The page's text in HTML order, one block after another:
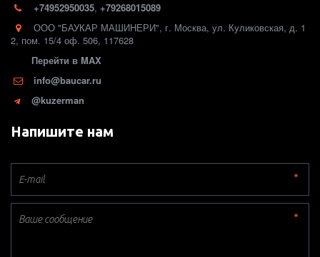
+74952950035, +79268015089
ООО "БАУКАР МАШИНЕРИ", г. Москва, ул. Куликовская, д. 1
2, пом. 15/4 оф. 506, 117628
Перейти в MAX
info@baucar.ru
@kuzerman
Напишите нам
*
*